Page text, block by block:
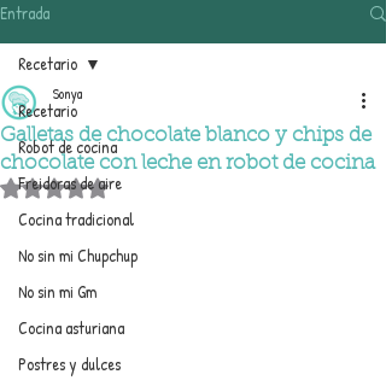
Entrada
Recetario
Robot de cocina
Freidoras de aire
Cocina tradicional
No sin mi Chupchup
No sin mi Gm
Cocina asturiana
Postres y dulces
Recetario
Galletas de chocolate blanco y chips de
chocolate con leche en robot de cocina
Sonya
Obtuvo NaN de 5 estrellas.